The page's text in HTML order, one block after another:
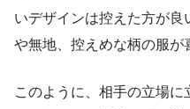
いデザインは控えた方が
や無地、控えめな柄の服が
このように、相手の立場